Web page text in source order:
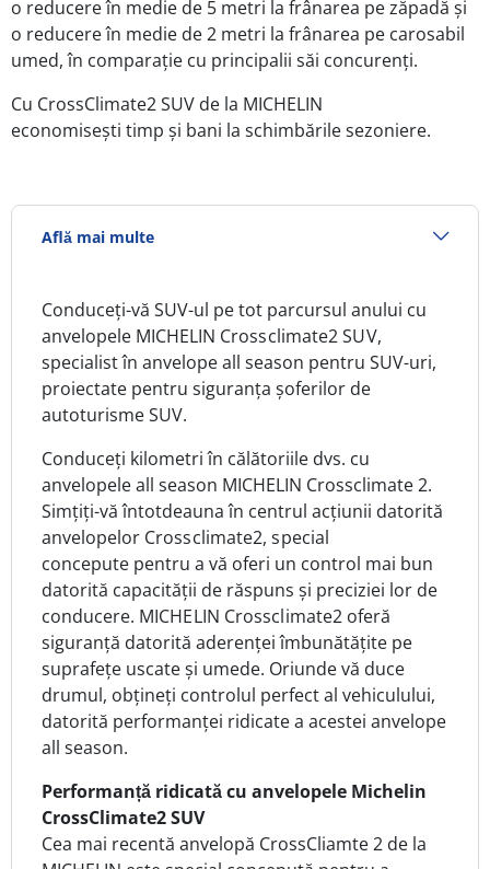
o reducere în medie de 5 metri la frânarea pe zăpadă și
o reducere în medie de 2 metri la frânarea pe carosabil
umed, în comparație cu principalii săi concurenți.
Cu CrossClimate2 SUV de la MICHELIN
economisești timp și bani la schimbările sezoniere.
Află mai multe
Conduceți-vă SUV-ul pe tot parcursul anului cu
anvelopele MICHELIN Crossclimate2 SUV,
specialist în anvelope all season pentru SUV-uri,
proiectate pentru siguranța șoferilor de
autoturisme SUV.
Conduceți kilometri în călătoriile dvs. cu
anvelopele all season MICHELIN Crossclimate 2.
Simțiți-vă întotdeauna în centrul acțiunii datorită
anvelopelor Crossclimate2, special
concepute pentru a vă oferi un control mai bun
datorită capacității de răspuns și preciziei lor de
conducere. MICHELIN Crossclimate2 oferă
siguranță datorită aderenței îmbunătățite pe
suprafețe uscate și umede. Oriunde vă duce
drumul, obțineți controlul perfect al vehiculului,
datorită performanței ridicate a acestei anvelope
all season.
Performanță ridicată cu anvelopele Michelin
CrossClimate2 SUV
Cea mai recentă anvelopă CrossCliamte 2 de la